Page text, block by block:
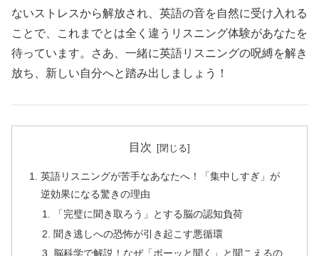
ないストレスから解放され、英語の音を自然に受け入れる
ことで、これまでとは全く違うリスニング体験があなたを
待っています。さあ、一緒に英語リスニングの呪縛を解き
放ち、新しい自分へと踏み出しましょう！
目次
英語リスニングが苦手なあなたへ！「集中しすぎ」が
逆効果になる驚きの理由
「完璧に聞き取ろう」とする脳の認知負荷
聞き逃しへの恐怖が引き起こす悪循環
脳科学で解説！なぜ「ボーッと聞く」と聞こえるの